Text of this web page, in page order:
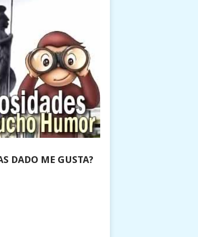
DADO ME GUSTA?